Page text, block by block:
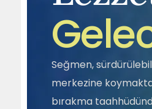
Sosyal
Tahin Pekmez
Gele
Seğmen,
merkezine
bırakma